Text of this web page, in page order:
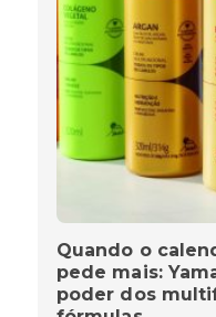
Quando o
pede mais:
poder dos